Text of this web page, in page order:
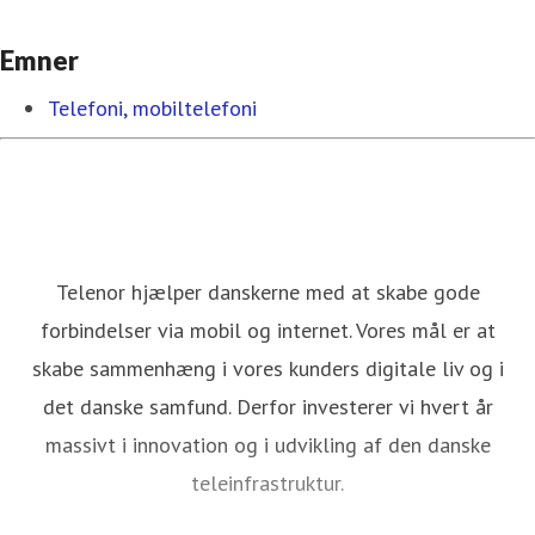
Emner
Telefoni, mobiltelefoni
Telenor hjælper danskerne med at skabe gode
forbindelser via mobil og internet. Vores mål er at
skabe sammenhæng i vores kunders digitale liv og i
det danske samfund. Derfor investerer vi hvert år
massivt i innovation og i udvikling af den danske
teleinfrastruktur.